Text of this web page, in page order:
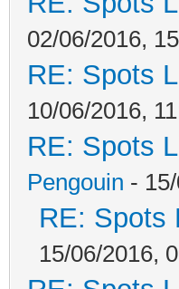
02/06/2016,
RE: Spots
10/06/2016,
RE: Spots
Pengouin -
RE: Spots
15/06/2016,